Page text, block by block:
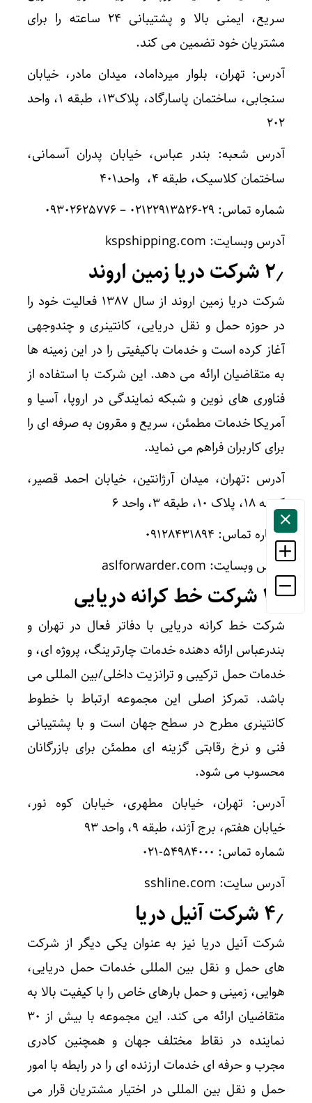
سریع، ایمنی بالا و پشتیبانی ۲۴ ساعته را برای
مشتریان خود تضمین می کند.
آدرس: تهران، بلوار میرداماد، میدان مادر، خیابان
سنجابی، ساختمان پاسارگاد، پلاک۱۳، طبقه ۱، واحد
۲۰۲
آدرس شعبه: بندر عباس، خیابان پدران آسمانی،
ساختمان کلاسیک، طبقه ۴، واحد۴۰۱
شماره تماس: ۲۹-۰۲۱۲۲۹۱۳۵۲۶ – ۰۹۳۰۲۶۲۵۷۷۶
آدرس وبسایت: kspshipping.com
۲٫ شرکت دریا زمین اروند
شرکت دریا زمین اروند از سال ۱۳۸۷ فعالیت خود را
در حوزه حمل و نقل دریایی، کانتینری و چندوجهی
آغاز کرده است و خدمات باکیفیتی را در این زمینه ها
به متقاضیان ارائه می دهد. این شرکت با استفاده از
فناوری های نوین و شبکه نمایندگی در اروپا، آسیا و
آمریکا خدمات مطمئن، سریع و مقرون به صرفه ای را
برای کاربران فراهم می نماید.
آدرس :تهران، میدان آرژانتین، خیابان احمد قصیر،
کوچه ۱۸، پلاک ۱۰، طبقه ۳، واحد ۶
شماره تماس: ۰۹۱۲۸۴۳۱۸۹۴
آدرس وبسایت: aslforwarder.com
۳٫ شرکت خط کرانه دریایی
شرکت خط کرانه دریایی با دفاتر فعال در تهران و
بندرعباس ارائه دهنده خدمات چارترینگ، پروژه ای، و
خدمات حمل ترکیبی و ترانزیت داخلی/بین المللی می
باشد. تمرکز اصلی این مجموعه ارتباط با خطوط
کانتینری مطرح در سطح جهان است و با پشتیبانی
فنی و نرخ رقابتی گزینه ای مطمئن برای بازرگانان
محسوب می شود.
آدرس: تهران، خیابان مطهری، خیابان کوه نور،
خیابان هفتم، برج آژند، طبقه ۹، واحد ۹۳
شماره تماس: ۵۴۹۸۴۰۰۰-۰۲۱
آدرس سایت: sshline.com
۴٫ شرکت آنیل دریا
شرکت آنیل دریا نیز به عنوان یکی دیگر از شرکت
های حمل و نقل بین المللی خدمات حمل دریایی،
هوایی، زمینی و حمل بارهای خاص را با کیفیت بالا به
متقاضیان ارائه می کند. این مجموعه با بیش از ۳۰
نماینده در نقاط مختلف جهان و همچنین کادری
مجرب و حرفه ای خدمات ارزنده ای را در رابطه با امور
حمل و نقل بین المللی در اختیار مشتریان قرار می